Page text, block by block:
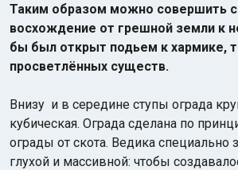
Таким образом можно совершить
восхождение от грешной земли к
бы был открыт подьем к хармике,
просветлённых существ.
Внизу и в середине ступы ограда
кубическая. Ограда сделана по
ограды от скота. Ведика специально
глухой и массивной: чтобы